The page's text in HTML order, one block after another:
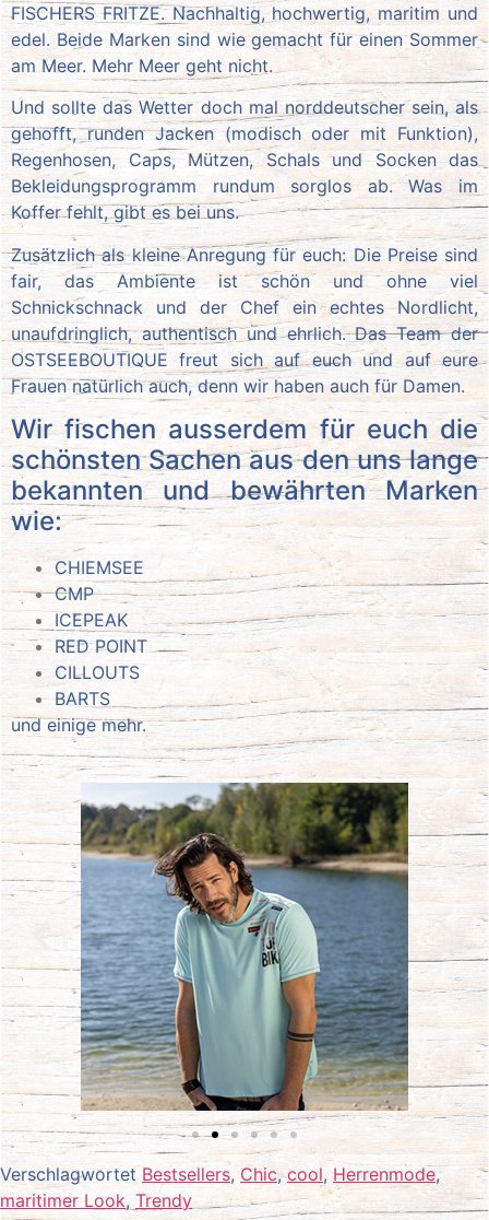
FISCHERS FRITZE. Nachhaltig, hochwertig, maritim und
edel. Beide Marken sind wie gemacht für einen Sommer
am Meer. Mehr Meer geht nicht.
Und sollte das Wetter doch mal norddeutscher sein, als
gehofft, runden Jacken (modisch oder mit Funktion),
Regenhosen, Caps, Mützen, Schals und Socken das
Bekleidungsprogramm rundum sorglos ab. Was im
Koffer fehlt, gibt es bei uns.
Zusätzlich als kleine Anregung für euch: Die Preise sind
fair, das Ambiente ist schön und ohne viel
Schnickschnack und der Chef ein echtes Nordlicht,
unaufdringlich, authentisch und ehrlich. Das Team der
OSTSEEBOUTIQUE freut sich auf euch und auf eure
Frauen natürlich auch, denn wir haben auch für Damen.
Wir fischen ausserdem für euch die
schönsten Sachen aus den uns lange
bekannten und bewährten Marken
wie:
CHIEMSEE
CMP
ICEPEAK
RED POINT
CILLOUTS
BARTS
und einige mehr.
Verschlagwortet Bestsellers, Chic,cool,Herrenmode,
maritimer Look, Trendy